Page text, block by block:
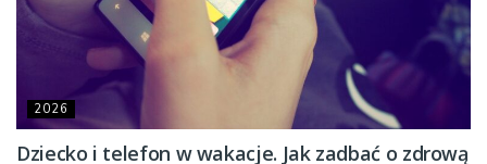
2026
Dziecko i telefon w wakacje. Jak zadbać o zdrową